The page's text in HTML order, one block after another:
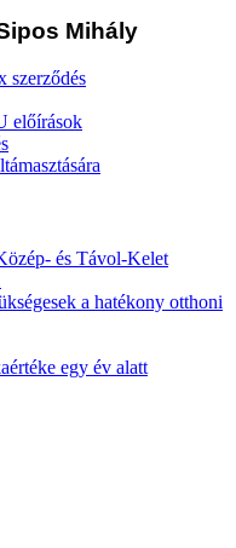
Mihály
előírások
és Távol-Kelet
a hatékony otthoni
egy év alatt